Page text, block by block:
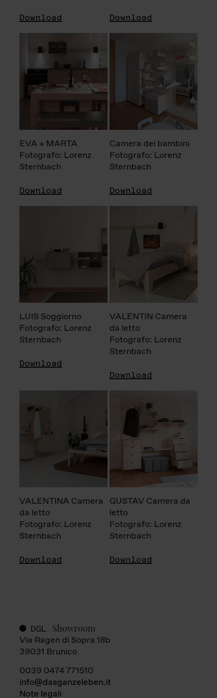
Download Download
EVA + MARTA
Fotografo: Lorenz
Sternbach
Download
Camera dei bambini
Fotografo: Lorenz
Sternbach
Download
LUIS Soggiorno
Fotografo: Lorenz
Sternbach
Download
VALENTIN Camera
da letto
Fotografo: Lorenz
Sternbach
Download
VALENTINA Camera
da letto
Fotografo: Lorenz
Sternbach
Download
GUSTAV Camera da
letto
Fotografo: Lorenz
Sternbach
Download
DGL Showroom
Via Ragen di Sopra 18b
39031 Brunico
0039 0474 771510
info@dasganzeleben.it
Note legali